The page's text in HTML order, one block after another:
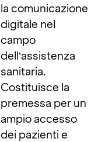
la comunicazione
digitale nel
campo
dell’assistenza
sanitaria.
Costituisce la
premessa per un
ampio accesso
dei pazienti e